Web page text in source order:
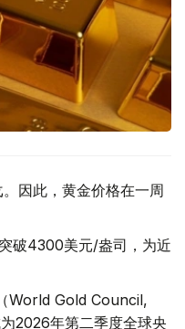
因此，黄金价格在一周
破4300美元/盎司，为近
World Gold Council,
2026年第二季度全球央